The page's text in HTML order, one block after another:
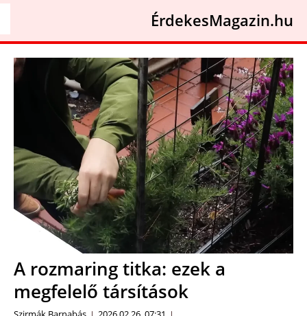
ÉrdekesMagazin.hu
A rozmaring titka: ezek a
megfelelő társítások